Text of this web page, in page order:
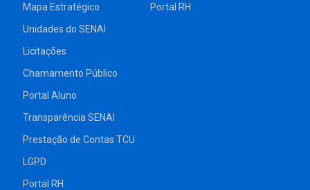
Mapa Estratégico
Unidades do SENAI
Licitações
Chamamento Público
Portal Aluno
Transparência SENAI
Prestação de Contas TCU
LGPD
Portal RH
Portal RH